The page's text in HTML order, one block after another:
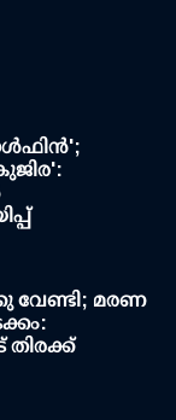
വേണ്ടി; മരണ
തിരക്ക്